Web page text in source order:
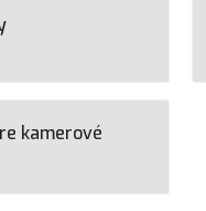
kamerové